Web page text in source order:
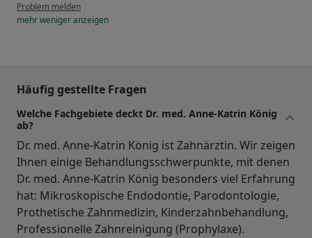
Problem melden
mehrwenigeranzeigen
Häufig gestellte Fragen
Welche Fachgebiete deckt Dr. med. Anne-Katrin König
ab?
Dr. med. Anne-Katrin König ist Zahnärztin. Wir zeigen
Ihnen einige Behandlungsschwerpunkte, mit denen
Dr. med. Anne-Katrin König besonders viel Erfahrung
hat: Mikroskopische Endodontie, Parodontologie,
Prothetische Zahnmedizin, Kinderzahnbehandlung,
Professionelle Zahnreinigung (Prophylaxe).